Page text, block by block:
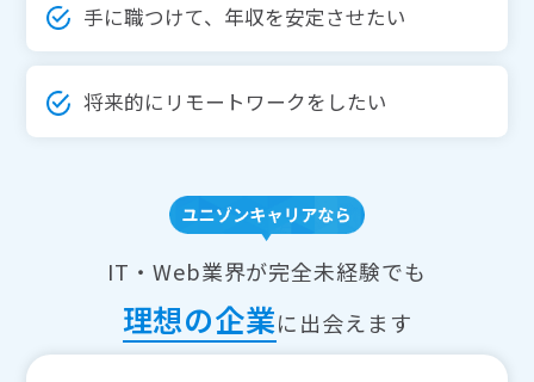
手に職つけて、年収を安定させたい
将来的にリモートワークをしたい
IT・Web業界が完全未経験でも
理想の企業に出会えます